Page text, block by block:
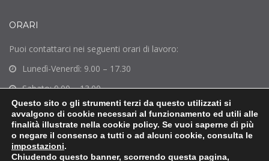
ORARI
Puoi contattarci nei seguenti orari di lavoro:
Lunedì-Venerdì: 9.00 – 17.30
Sabato: 9.00 – 13.00
Domenica: Chiuso
Questo sito o gli strumenti terzi da questo utilizzati si
avvalgono di cookie necessari al funzionamento ed utili alle
finalità illustrate nella cookie policy. Se vuoi saperne di più
o negare il consenso a tutti o ad alcuni cookie, consulta le
impostazioni.
Chiudendo questo banner, scorrendo questa pagina,